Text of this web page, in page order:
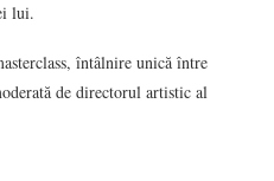
lui.
întâlnire unică între
de directorul artistic al